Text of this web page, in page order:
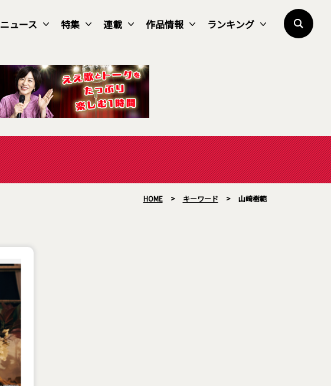
ニュース 特集 連載 作品情報 ランキング
HOME > キーワード > 山崎樹範